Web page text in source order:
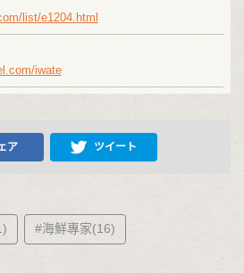
list/e1204.html
iwate
ア ツイート
#海鮮專家(16)